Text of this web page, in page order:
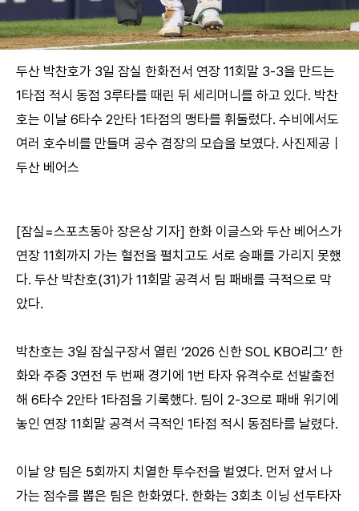
두산 박찬호가 3일 잠실 한화전서 연장 11회말 3-3을 만드는
1타점 적시 동점 3루타를 때린 뒤 세리머니를 하고 있다. 박찬
호는 이날 6타수 2안타 1타점의 맹타를 휘둘렀다. 수비에서도
여러 호수비를 만들며 공수 겸장의 모습을 보였다. 사진제공｜
두산 베어스
[잠실=스포츠동아 장은상 기자] 한화 이글스와 두산 베어스가
연장 11회까지 가는 혈전을 펼치고도 서로 승패를 가리지 못했
다. 두산 박찬호(31)가 11회말 공격서 팀 패배를 극적으로 막
았다.
박찬호는 3일 잠실구장서 열린 ‘2026 신한 SOL KBO리그’ 한
화와 주중 3연전 두 번째 경기에 1번 타자 유격수로 선발출전
해 6타수 2안타 1타점을 기록했다. 팀이 2-3으로 패배 위기에
놓인 연장 11회말 공격서 극적인 1타점 적시 동점타를 날렸다.
이날 양 팀은 5회까지 치열한 투수전을 벌였다. 먼저 앞서 나
가는 점수를 뽑은 팀은 한화였다. 한화는 3회초 이닝 선두타자